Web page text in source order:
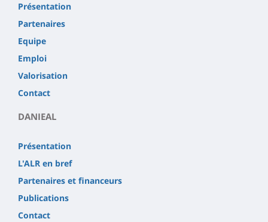
Présentation
Partenaires
Equipe
Emploi
Valorisation
Contact
DANIEAL
Présentation
L'ALR en bref
Partenaires et financeurs
Publications
Contact